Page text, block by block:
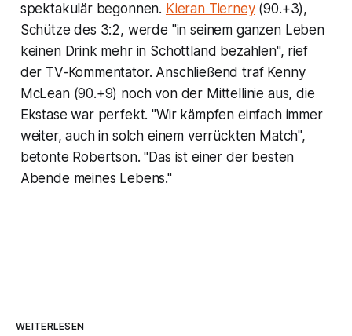
spektakulär begonnen. Kieran Tierney(90.+3),
Schütze des 3:2, werde "in seinem ganzen Leben
keinen Drink mehr in Schottland bezahlen", rief
der TV-Kommentator. Anschließend traf Kenny
McLean (90.+9) noch von der Mittellinie aus, die
Ekstase war perfekt. "Wir kämpfen einfach immer
weiter, auch in solch einem verrückten Match",
betonte Robertson. "Das ist einer der besten
Abende meines Lebens."
WEITERLESEN